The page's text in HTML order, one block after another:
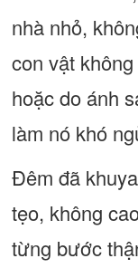
nhà nhỏ,
con vật
hoặc do ánh
làm nó khó
Đêm đã
tẹo, không
từng bước